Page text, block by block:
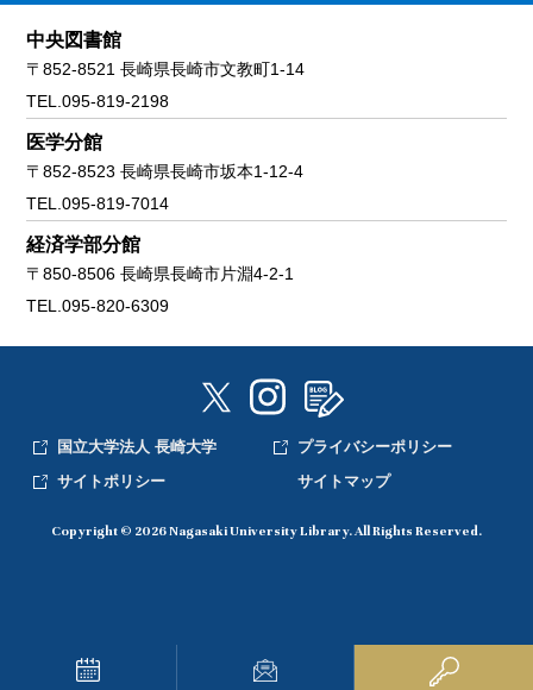
中央図書館
〒852-8521 長崎県長崎市文教町1-14
TEL.095-819-2198
医学分館
〒852-8523 長崎県長崎市坂本1-12-4
TEL.095-819-7014
経済学部分館
〒850-8506 長崎県長崎市片淵4-2-1
TEL.095-820-6309
国立大学法人 長崎大学
プライバシーポリシー
サイトポリシー
サイトマップ
Copyright © 2026 Nagasaki University Library. All Rights Reserved.